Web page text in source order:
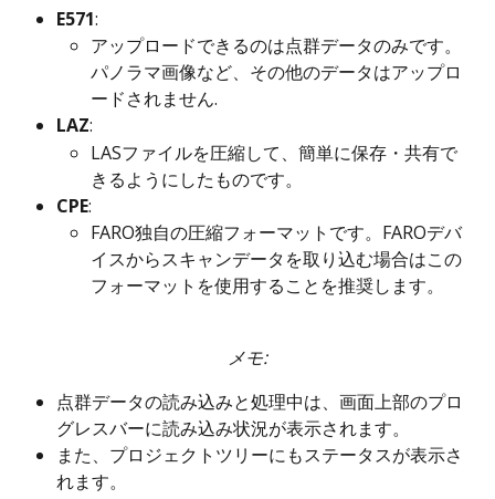
E571:
アップロードできるのは点群データのみです。
パノラマ画像など、その他のデータはアップロ
ードされません.
LAZ:
LASファイルを圧縮して、簡単に保存・共有で
きるようにしたものです。
CPE:
FARO独自の圧縮フォーマットです。FAROデバ
イスからスキャンデータを取り込む場合はこの
フォーマットを使用することを推奨します。
メモ:
点群データの読み込みと処理中は、画面上部のプロ
グレスバーに読み込み状況が表示されます。
また、プロジェクトツリーにもステータスが表示さ
れます。